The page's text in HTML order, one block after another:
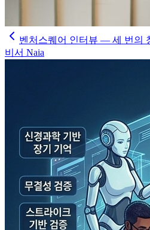
벤처스퀘어 인터뷰 — 세 번의
비서 Naia